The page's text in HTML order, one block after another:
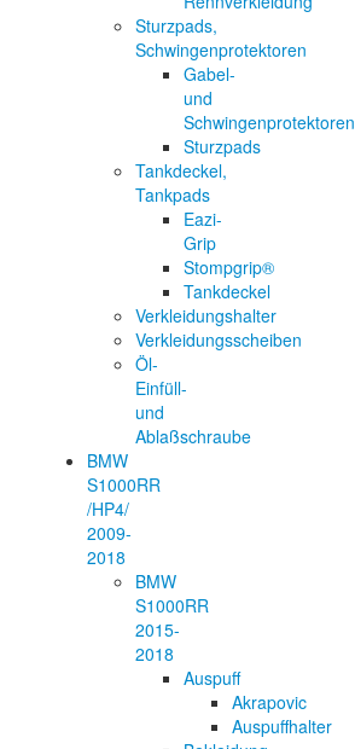
Sturzpads,
Schwingenprotektoren
Gabel-
und
Schwingenprotektoren
Sturzpads
Tankdeckel,
Tankpads
Eazi-
Grip
Stompgrip®
Tankdeckel
Verkleidungshalter
Verkleidungsscheiben
Öl-
Einfüll-
und
Ablaßschraube
BMW
S1000RR
/HP4/
2009-
2018
BMW
S1000RR
2015-
2018
Auspuff
Akrapovic
Auspuffhalter